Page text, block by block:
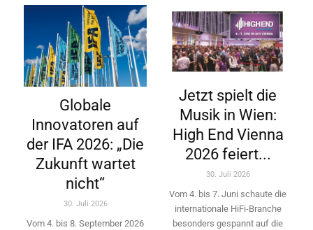
Globale
Innovatoren auf
der IFA 2026: „Die
Zukunft wartet
nicht“
30. Juli 2026
Vom 4. bis 8. September 2026
Jetzt spielt die
Musik in Wien:
High End Vienna
2026 feiert...
30. Juli 2026
Vom 4. bis 7. Juni schaute die
internationale HiFi-Branche
besonders gespannt auf die